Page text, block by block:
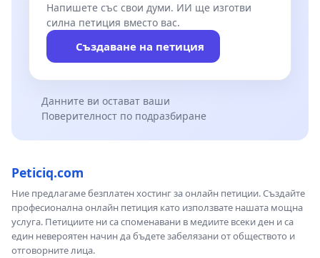
Напишете със свои думи. ИИ ще изготви
силна петиция вместо вас.
Създаване на петиция
Данните ви остават ваши
Поверителност по подразбиране
Peticiq.com
Ние предлагаме безплатен хостинг за онлайн петиции. Създайте
професионална онлайн петиция като използвате нашата мощна
услуга. Петициите ни са споменавани в медиите всеки ден и са
един невероятен начин да бъдете забелязани от обществото и
отговорните лица.